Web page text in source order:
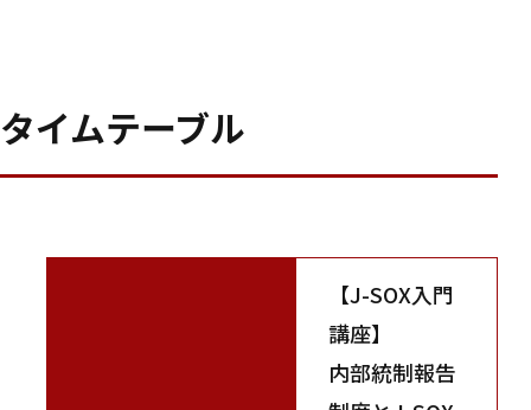
タイムテーブル
【J-SOX入門
講座】
内部統制報告